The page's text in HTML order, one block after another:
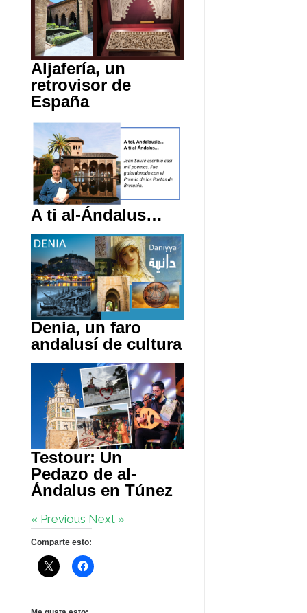
Aljafería, un
retrovisor de
España
A ti al-Ándalus…
Denia, un faro
andalusí de cultura
Testour: Un
Pedazo de al-
Ándalus en Túnez
« Previous Next »
Comparte esto: